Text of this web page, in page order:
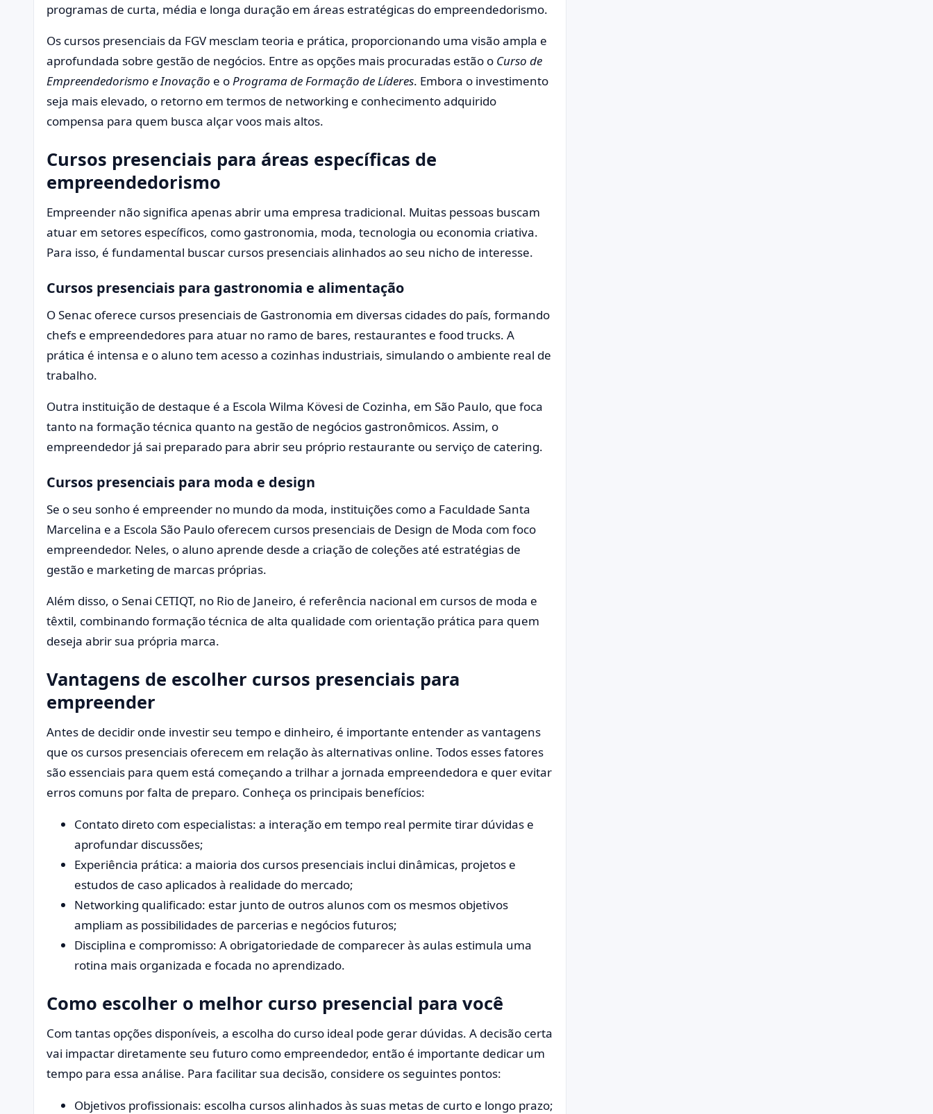
programas de curta, média e longa duração em áreas estratégicas do empreendedorismo.
Os cursos presenciais da FGV mesclam teoria e prática, proporcionando uma visão ampla e
aprofundada sobre gestão de negócios. Entre as opções mais procuradas estão o Curso de
Empreendedorismo e Inovação e oPrograma de Formação de Líderes. Embora o investimento
seja mais elevado, o retorno em termos de networking e conhecimento adquirido
compensa para quem busca alçar voos mais altos.
Cursos presenciais para áreas específicas de
empreendedorismo
Empreender não significa apenas abrir uma empresa tradicional. Muitas pessoas buscam
atuar em setores específicos, como gastronomia, moda, tecnologia ou economia criativa.
Para isso, é fundamental buscar cursos presenciais alinhados ao seu nicho de interesse.
Cursos presenciais para gastronomia e alimentação
O Senac oferece cursos presenciais de Gastronomia em diversas cidades do país, formando
chefs e empreendedores para atuar no ramo de bares, restaurantes e food trucks. A
prática é intensa e o aluno tem acesso a cozinhas industriais, simulando o ambiente real de
trabalho.
Outra instituição de destaque é a Escola Wilma Kövesi de Cozinha, em São Paulo, que foca
tanto na formação técnica quanto na gestão de negócios gastronômicos. Assim, o
empreendedor já sai preparado para abrir seu próprio restaurante ou serviço de catering.
Cursos presenciais para moda e design
Se o seu sonho é empreender no mundo da moda, instituições como a Faculdade Santa
Marcelina e a Escola São Paulo oferecem cursos presenciais de Design de Moda com foco
empreendedor. Neles, o aluno aprende desde a criação de coleções até estratégias de
gestão e marketing de marcas próprias.
Além disso, o Senai CETIQT, no Rio de Janeiro, é referência nacional em cursos de moda e
têxtil, combinando formação técnica de alta qualidade com orientação prática para quem
deseja abrir sua própria marca.
Vantagens de escolher cursos presenciais para
empreender
Antes de decidir onde investir seu tempo e dinheiro, é importante entender as vantagens
que os cursos presenciais oferecem em relação às alternativas online. Todos esses fatores
são essenciais para quem está começando a trilhar a jornada empreendedora e quer evitar
erros comuns por falta de preparo. Conheça os principais benefícios:
Contato direto com especialistas: a interação em tempo real permite tirar dúvidas e
aprofundar discussões;
Experiência prática: a maioria dos cursos presenciais inclui dinâmicas, projetos e
estudos de caso aplicados à realidade do mercado;
Networking qualificado: estar junto de outros alunos com os mesmos objetivos
ampliam as possibilidades de parcerias e negócios futuros;
Disciplina e compromisso: A obrigatoriedade de comparecer às aulas estimula uma
rotina mais organizada e focada no aprendizado.
Como escolher o melhor curso presencial para você
Com tantas opções disponíveis, a escolha do curso ideal pode gerar dúvidas. A decisão certa
vai impactar diretamente seu futuro como empreendedor, então é importante dedicar um
tempo para essa análise. Para facilitar sua decisão, considere os seguintes pontos:
Objetivos profissionais: escolha cursos alinhados às suas metas de curto e longo prazo;